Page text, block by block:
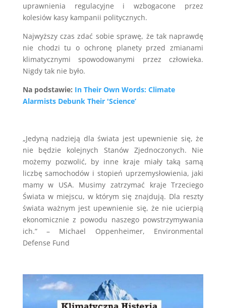
uprawnienia regulacyjne i wzbogacone przez
kolesiów kasy kampanii politycznych.
Najwyższy czas zdać sobie sprawę, że tak naprawdę
nie chodzi tu o ochronę planety przed zmianami
klimatycznymi spowodowanymi przez człowieka.
Nigdy tak nie było.
Na podstawie: In Their Own Words: Climate
Alarmists Debunk Their 'Science’
„Jedyną nadzieją dla świata jest upewnienie się, że
nie będzie kolejnych Stanów Zjednoczonych. Nie
możemy pozwolić, by inne kraje miały taką samą
liczbę samochodów i stopień uprzemysłowienia, jaki
mamy w USA. Musimy zatrzymać kraje Trzeciego
Świata w miejscu, w którym się znajdują. Dla reszty
świata ważnym jest upewnienie się, że nie ucierpią
ekonomicznie z powodu naszego powstrzymywania
ich.” – Michael Oppenheimer, Environmental
Defense Fund